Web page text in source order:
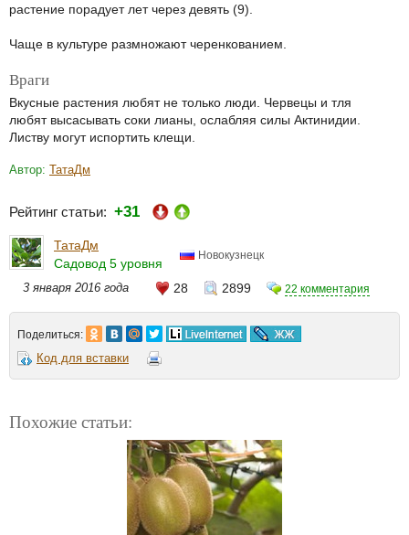
растение порадует лет через девять (9).
Чаще в культуре размножают черенкованием.
Враги
Вкусные растения любят не только люди. Червецы и тля
любят высасывать соки лианы, ослабляя силы Актинидии.
Листву могут испортить клещи.
Автор: ТатаДм
Рейтинг статьи: +31
ТатаДм
Садовод 5 уровня
Новокузнецк
3 января 2016 года 28 2899 22 комментария
Поделиться:
Код для вставки
Похожие статьи: